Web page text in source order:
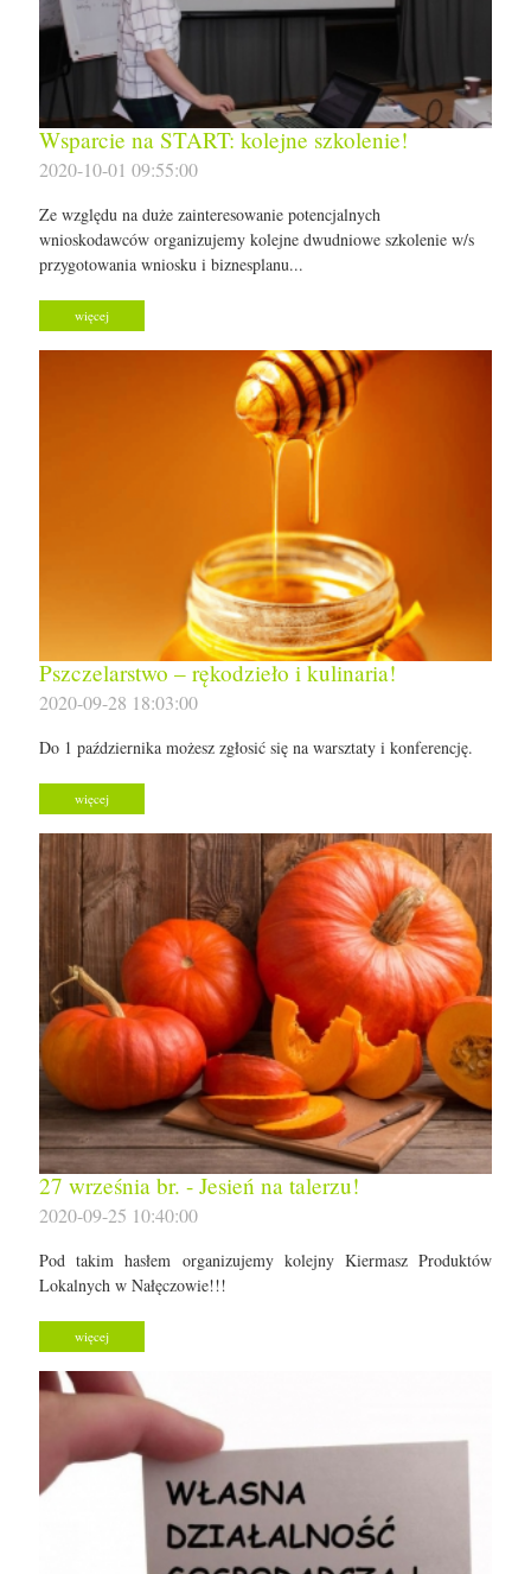
Wsparcie na START: kolejne szkolenie!
2020-10-01 09:55:00
Ze względu na duże zainteresowanie potencjalnych
wnioskodawców organizujemy kolejne dwudniowe szkolenie w/s
przygotowania wniosku i biznesplanu...
więcej
Pszczelarstwo – rękodzieło i kulinaria!
2020-09-28 18:03:00
Do 1 października możesz zgłosić się na warsztaty i konferencję.
więcej
27 września br. - Jesień na talerzu!
2020-09-25 10:40:00
Pod takim hasłem organizujemy kolejny Kiermasz Produktów
Lokalnych w Nałęczowie!!!
więcej